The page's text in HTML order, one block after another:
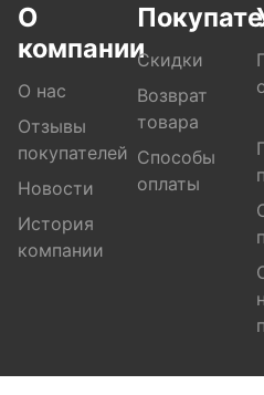
О
компании
О нас
Отзывы
покупателей
Новости
История
компании
Скидки
Возврат
товара
Способы
оплаты